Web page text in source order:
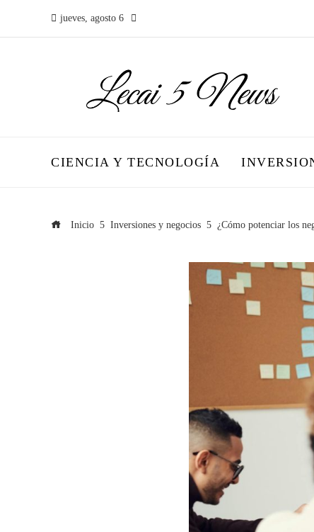
jueves, agosto 6
CIENCIA Y TECNOLOGÍA
Inicio Inversiones y negocios ¿Cómo potenciar los